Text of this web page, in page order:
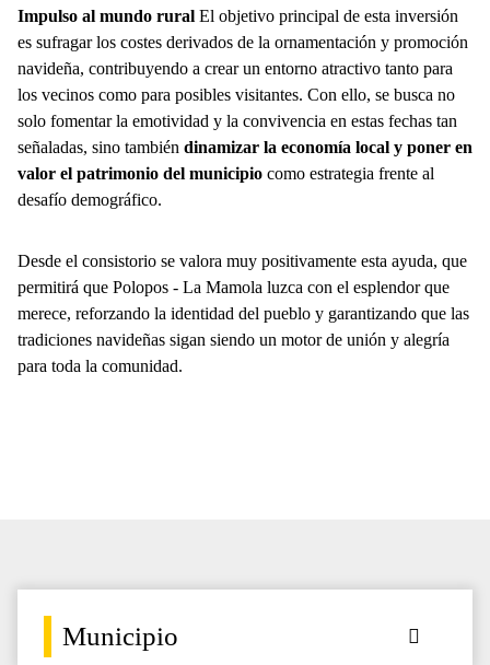
Impulso al mundo rural El objetivo principal de esta inversión
es sufragar los costes derivados de la ornamentación y promoción
navideña, contribuyendo a crear un entorno atractivo tanto para
los vecinos como para posibles visitantes. Con ello, se busca no
solo fomentar la emotividad y la convivencia en estas fechas tan
señaladas, sino también dinamizar la economía local y poner en
valor el patrimonio del municipio como estrategia frente al
desafío demográfico.
Desde el consistorio se valora muy positivamente esta ayuda, que
permitirá que Polopos - La Mamola luzca con el esplendor que
merece, reforzando la identidad del pueblo y garantizando que las
tradiciones navideñas sigan siendo un motor de unión y alegría
para toda la comunidad.
Municipio